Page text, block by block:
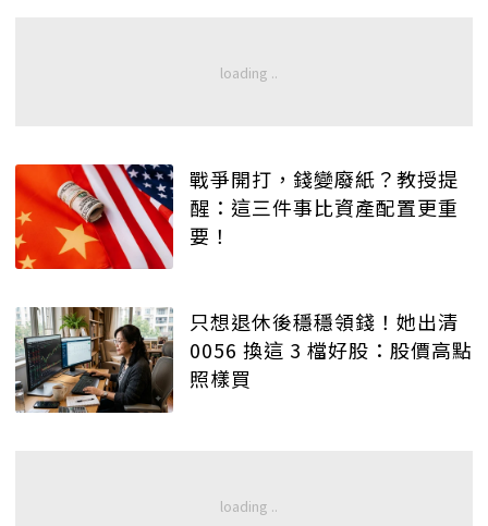
戰爭開打，錢變廢紙？教授提
醒：這三件事比資產配置更重
要！
只想退休後穩穩領錢！她出清
0056 換這 3 檔好股：股價高點
照樣買